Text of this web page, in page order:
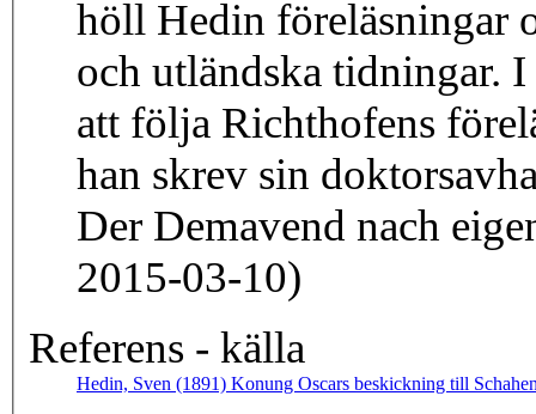
höll Hedin föreläsningar
och utländska tidningar.
att följa Richthofens
han skrev sin
Der Demavend nach
2015-03-10)
Referens - källa
Hedin, Sven (1891) Konung Oscars beskickning till